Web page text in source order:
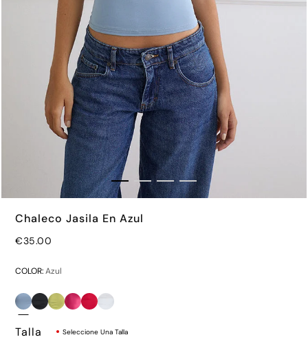
Chaleco Jasila En Azul
€35.00
COLOR:Azul
Talla Seleccione Una Talla